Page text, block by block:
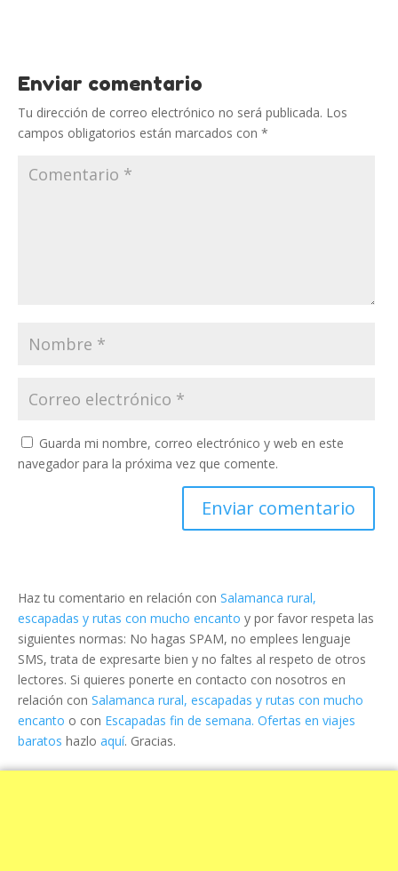
Enviar comentario
Tu dirección de correo electrónico no será publicada. Los
campos obligatorios están marcados con *
Guarda mi nombre, correo electrónico y web en este
navegador para la próxima vez que comente.
Haz tu comentario en relación con Salamanca rural,
escapadas y rutas con mucho encanto y por favor respeta las
siguientes normas: No hagas SPAM, no emplees lenguaje
SMS, trata de expresarte bien y no faltes al respeto de otros
lectores. Si quieres ponerte en contacto con nosotros en
relación con Salamanca rural, escapadas y rutas con mucho
encanto o con Escapadas fin de semana. Ofertas en viajes
baratos hazlo aquí. Gracias.